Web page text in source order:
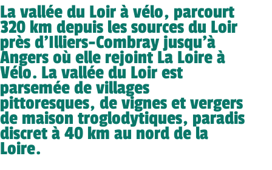
La vallée du Loir à vélo, parcourt
320 km depuis les sources du Loir
près d’Illiers-Combray jusqu’à
Angers où elle rejoint La Loire à
Vélo. La vallée du Loir est
parsemée de villages
pittoresques, de vignes et vergers
de maison troglodytiques, paradis
discret à 40 km au nord de la
Loire.